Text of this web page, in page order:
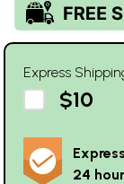
Express
$10
24